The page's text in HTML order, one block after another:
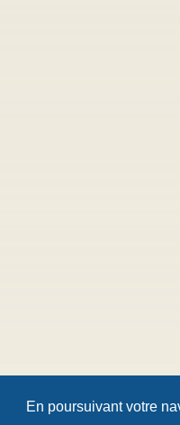
En poursuivant votre